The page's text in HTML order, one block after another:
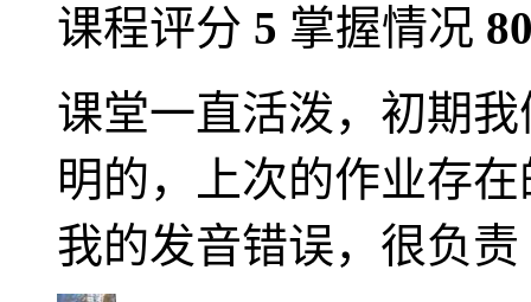
课程评分 5 掌握情况
课堂一直活泼，初期
明的，上次的作业存
我的发音错误，很负责